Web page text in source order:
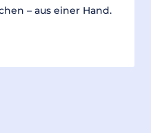
– aus einer Hand.